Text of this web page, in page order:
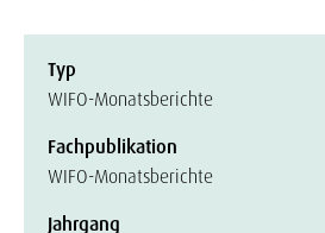
Typ
WIFO-Monatsberichte
Fachpublikation
WIFO-Monatsberichte
Jahrgang